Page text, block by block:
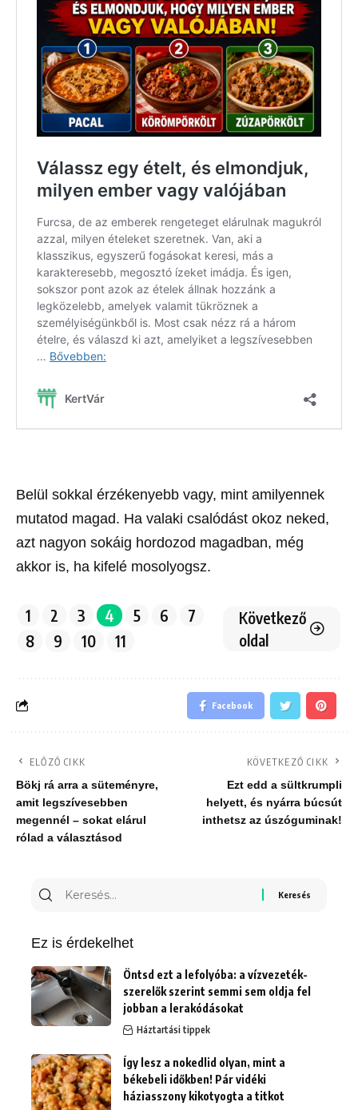
Belül sokkal érzékenyebb vagy, mint amilyennek
mutatod magad. Ha valaki csalódást okoz neked,
azt nagyon sokáig hordozod magadban, még
akkor is, ha kifelé mosolyogsz.
1 2 3 4 5 6
7
8
9 10 11
Következő
oldal
Facebook
ELŐZŐ CIKK
Bökj rá arra a süteményre,
amit legszívesebben
megennél – sokat elárul
rólad a választásod
KÖVETKEZŐ CIKK
Ezt edd a sültkrumpli
helyett, és nyárra búcsút
inthetsz az úszóguminak!
Keresés
Ez is érdekelhet
Öntsd ezt a lefolyóba: a vízvezeték-
szerelők szerint semmi sem oldja fel
jobban a lerakódásokat
Háztartási tippek
Így lesz a nokedlid olyan, mint a
békebeli időkben! Pár vidéki
háziasszony kikotyogta a titkot